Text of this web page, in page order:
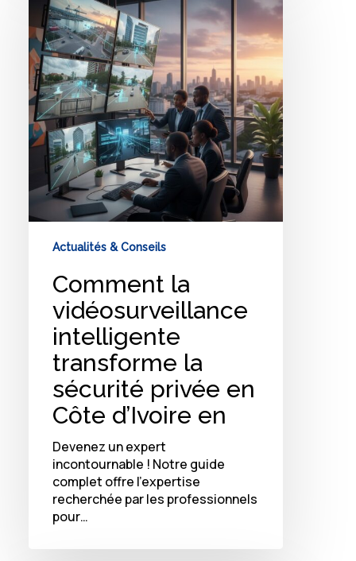
vidéosurveillance
intelligente
transforme
la
sécurité
privée
en
Côte
d’Ivoire
Actualités & Conseils
Comment la
vidéosurveillance
intelligente
transforme la
sécurité privée en
Côte d’Ivoire en
Devenez un expert
incontournable ! Notre guide
complet offre l'expertise
recherchée par les professionnels
pour…